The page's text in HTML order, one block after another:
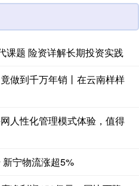
课题 险资详解长期投资实践
做到千万年销丨在云南样样
人性化管理模式体验，值得
宁物流涨超5%